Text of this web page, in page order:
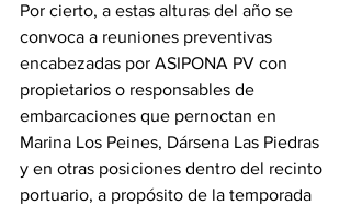
Por cierto, a estas alturas del año se
convoca a reuniones preventivas
encabezadas por ASIPONA PV con
propietarios o responsables de
embarcaciones que pernoctan en
Marina Los Peines, Dársena Las Piedras
y en otras posiciones dentro del recinto
portuario, a propósito de la temporada